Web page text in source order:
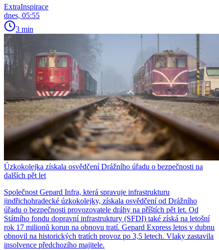
ExtraInspirace
dnes, 05:55
3 min
Úzkokolejka získala osvědčení Drážního úřadu o bezpečnosti na
dalších pět let
Společnost Gepard Infra, která spravuje infrastrukturu
jindřichohradecké úzkokolejky, získala osvědčení od Drážního
úřadu o bezpečnosti provozovatele dráhy na příštích pět let. Od
Státního fondu dopravní infrastruktury (SFDI) také získá na letošní
rok 17 milionů korun na obnovu tratí. Gepard Express letos v dubnu
obnovil na historických tratích provoz po 3,5 letech. Vlaky zastavila
insolvence předchozího majitele.